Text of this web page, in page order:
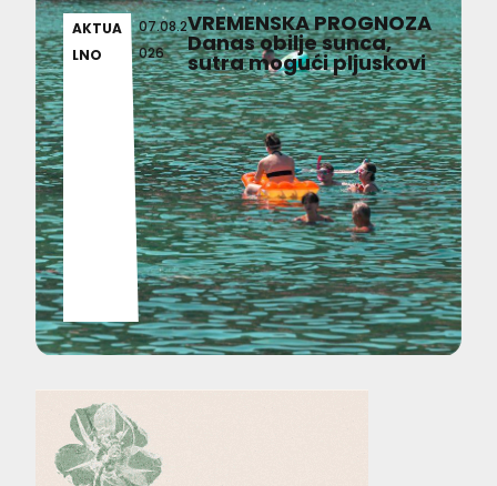
AKTUA
LNO
07.08.2
026
VREMENSKA PROGNOZA
Danas obilje sunca,
sutra mogući pljuskovi